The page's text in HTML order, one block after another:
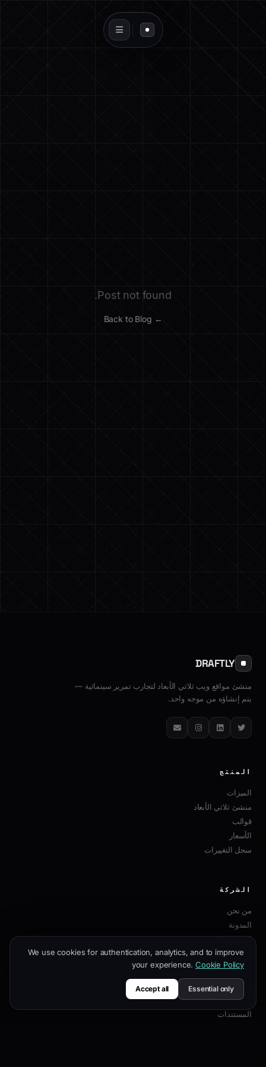
Post not found.
← Back to Blog
DRAFTLY
منشئ مواقع ويب ثلاثي الأبعاد لتجارب تمرير سينمائية —
يتم إنشاؤه من موجه واحد.
تويتر لينكدإنإنستغرامالبريد الإلكتروني
المنتج
الميزات
منشئ ثلاثي الأبعاد
قوالب
الأسعار
سجل التغييرات
الشركة
من نحن
المدونة
البرنامج التابع
اتصل بنا
الموارد
المستندات
We use cookies for authentication, analytics, and to improve
your experience. Cookie Policy
Essential only
Accept all